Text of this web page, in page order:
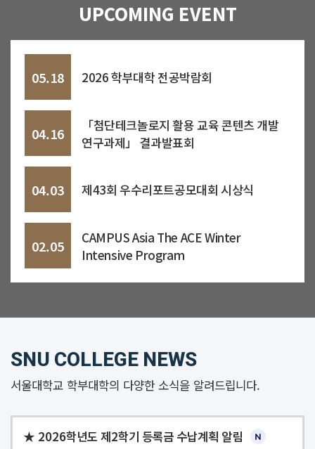
UPCOMING EVENT
05.18 2026 학부대학 전공박람회
04.16
「첨단테크놀로지 활용 교육 콘텐츠 개발
연구과제」 결과발표회
04.03 제43회 우수리포트공모대회 시상식
02.05
CAMPUS Asia The ACE Winter
Intensive Program
SNU COLLEGE NEWS
서울대학교 학부대학의 다양한 소식을 알려드립니다.
★ 2026학년도 제2학기 등록금 수납계획 알림